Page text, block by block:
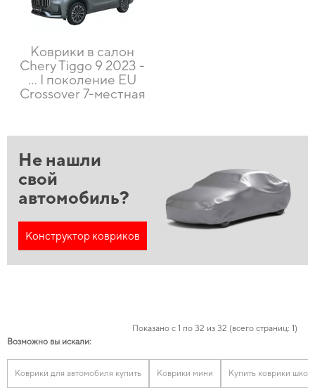
Коврики в салон
Chery Tiggo 9 2023 -
… I поколение EU
Crossover 7-местная
Не нашли
свой
автомобиль?
Конструктор ковриков
Показано с 1 по 32 из 32 (всего страниц: 1)
Возможно вы искали:
Коврики для автомобиля купить Коврики мини Купить коврики